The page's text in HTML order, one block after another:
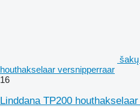
houthakselaar versnipperraar
16
Linddana TP200